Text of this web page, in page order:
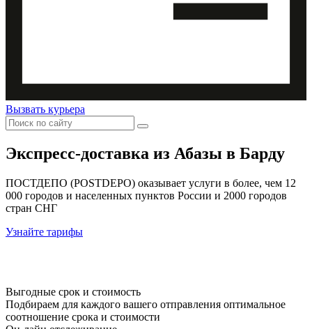
Вызвать курьера
Экспресс-доставка из Абазы в Барду
ПОСТДЕПО (POSTDEPO) оказывает услуги в более, чем 12
000 городов и населенных пунктов России и 2000 городов
стран СНГ
Узнайте тарифы
Выгодные срок и стоимость
Подбираем для каждого вашего отправления оптимальное
соотношение срока и стоимости